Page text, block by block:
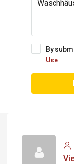
By
Use